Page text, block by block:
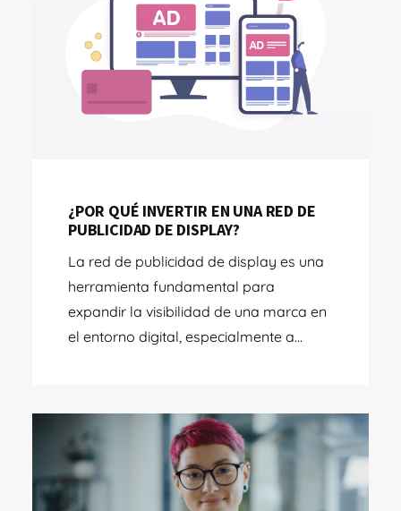
¿POR QUÉ INVERTIR EN UNA RED DE
PUBLICIDAD DE DISPLAY?
La red de publicidad de display es una
herramienta fundamental para
expandir la visibilidad de una marca en
el entorno digital, especialmente a...